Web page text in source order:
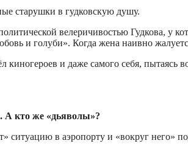
старушки в гудковскую душу.
велеричивостью Гудкова, у
и голуби». Когда жена наивно
киногероев и даже самого себя,
А кто же «дьяволы»?
ситуацию в аэропорту и «вокруг него»